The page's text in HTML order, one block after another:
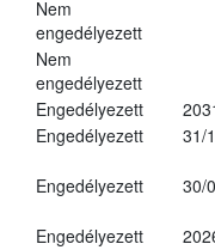
Nem
engedélyezett
Nem
engedélyezett
Engedélyezett
Engedélyezett
31/
Engedélyezett 30/
Engedélyezett